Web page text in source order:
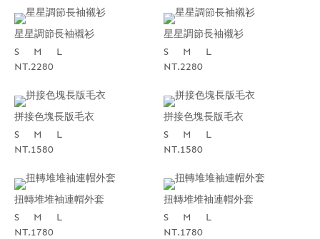
星星調節長袖襯衫
S
M
L
NT.2280
星星調節長袖襯衫
S
M
L
NT.2280
拼接色塊長版毛衣
S
M
L
NT.1580
拼接色塊長版毛衣
S
M
L
NT.1580
扭轉堆堆袖連帽外套
S
M
L
NT.1780
扭轉堆堆袖連帽外套
S
M
L
NT.1780